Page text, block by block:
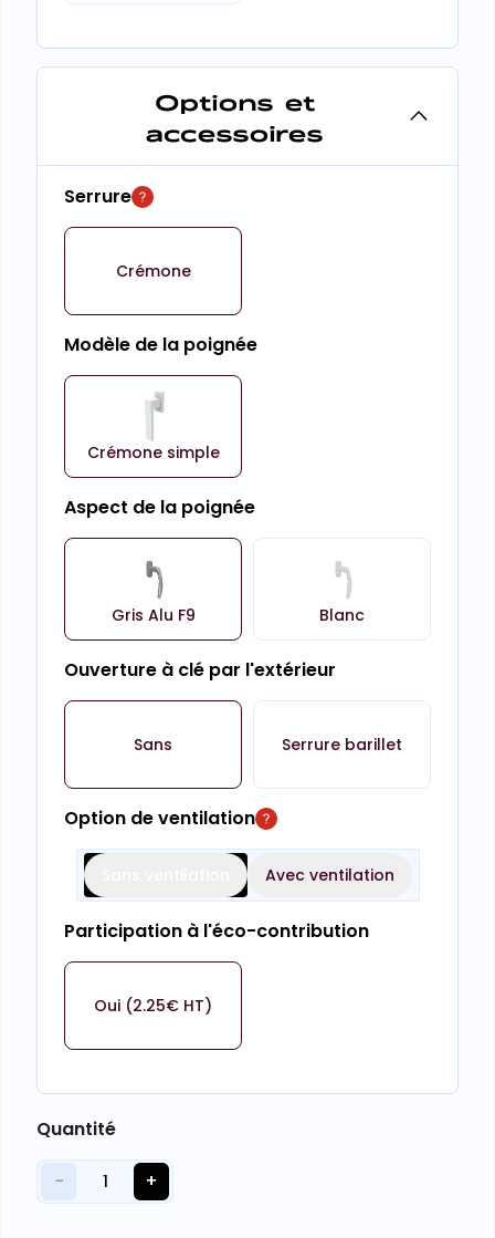
Options et
accessoires
Serrure
Crémone
Modèle de la poignée
Crémone simple
Aspect de la poignée
Gris Alu F9 Blanc
Ouverture à clé par l'extérieur
Sans Serrure barillet
Option de ventilation
Avec ventilation
Participation à l'éco-contribution
Oui (2.25€ HT)
Quantité
− 1 +